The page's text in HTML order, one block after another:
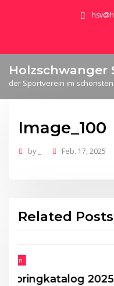
Holzschwanger
der Sportverein im
Image_100
by Feb. 17, 2025
Related Posts
2025